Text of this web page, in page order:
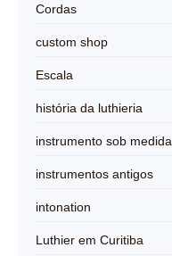
Cordas
custom shop
Escala
história da luthieria
instrumento sob medida
instrumentos antigos
intonation
Luthier em Curitiba